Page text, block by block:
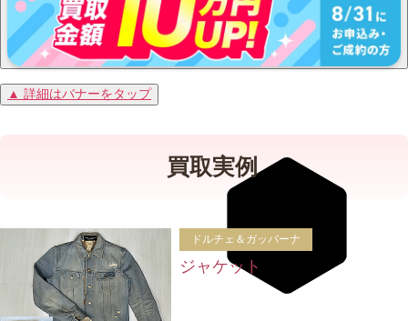
▲ 詳細はバナーをタップ
買取実例
ドルチェ＆ガッバーナ
ジャケット